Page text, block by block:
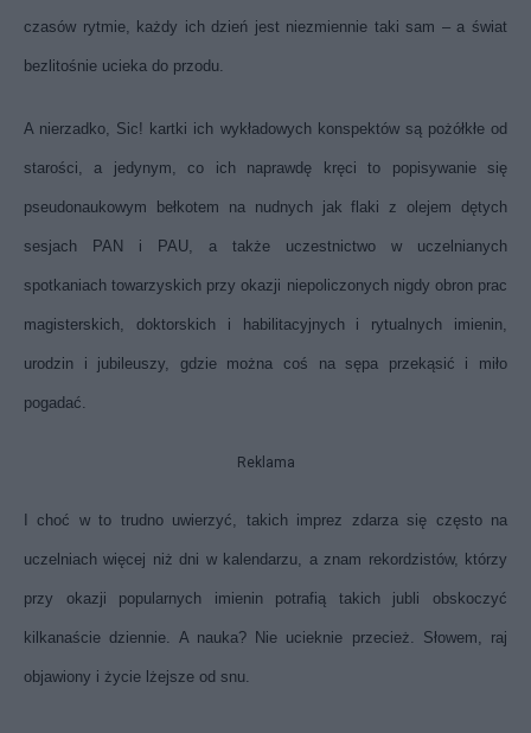
czasów rytmie, każdy ich dzień jest niezmiennie taki sam – a świat
bezlitośnie ucieka do przodu.
A nierzadko, Sic! kartki ich wykładowych konspektów są pożółkłe od
starości, a jedynym, co ich naprawdę kręci to popisywanie się
pseudonaukowym bełkotem na nudnych jak flaki z olejem dętych
sesjach PAN i PAU, a także uczestnictwo w uczelnianych
spotkaniach towarzyskich przy okazji niepoliczonych nigdy obron prac
magisterskich, doktorskich i habilitacyjnych i rytualnych imienin,
urodzin i jubileuszy, gdzie można coś na sępa przekąsić i miło
pogadać.
Reklama
I choć w to trudno uwierzyć, takich imprez zdarza się często na
uczelniach więcej niż dni w kalendarzu, a znam rekordzistów, którzy
przy okazji popularnych imienin potrafią takich jubli obskoczyć
kilkanaście dziennie. A nauka? Nie ucieknie przecież. Słowem, raj
objawiony i życie lżejsze od snu.